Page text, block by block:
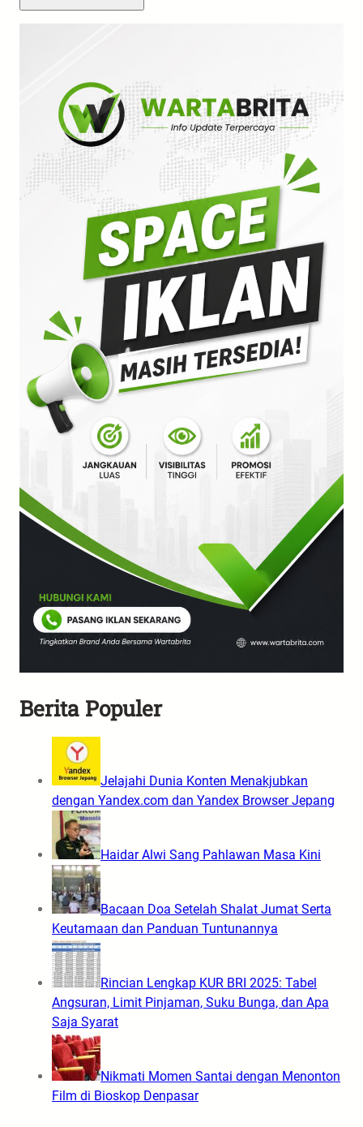
Berita Populer
Jelajahi Dunia Konten Menakjubkan
dengan Yandex.com dan Yandex Browser Jepang
Haidar Alwi Sang Pahlawan Masa Kini
Bacaan Doa Setelah Shalat Jumat Serta
Keutamaan dan Panduan Tuntunannya
Rincian Lengkap KUR BRI 2025: Tabel
Angsuran, Limit Pinjaman, Suku Bunga, dan Apa
Saja Syarat
Nikmati Momen Santai dengan Menonton
Film di Bioskop Denpasar